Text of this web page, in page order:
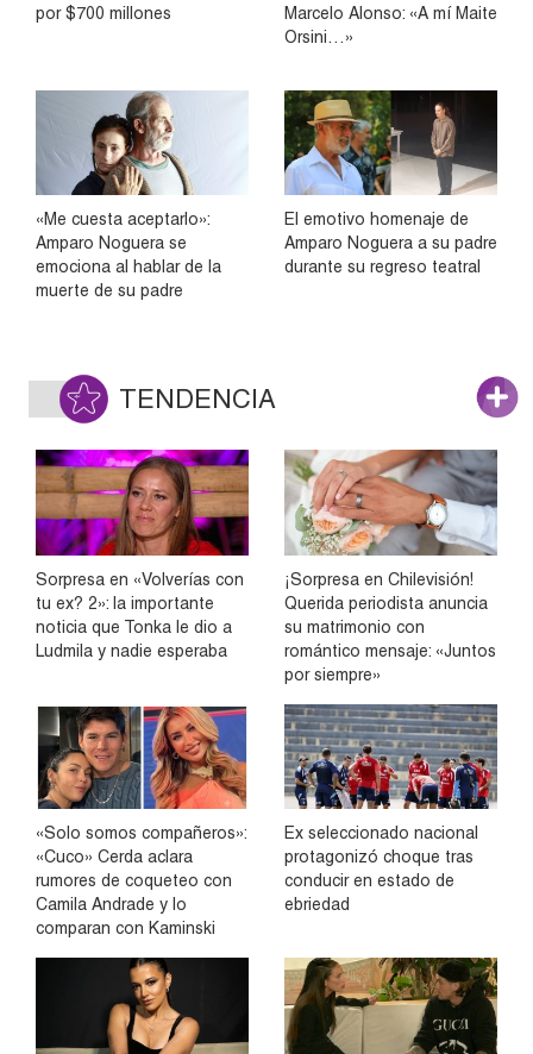
por $700 millones
Marcelo Alonso: «A mí Maite
Orsini…»
«Me cuesta aceptarlo»:
Amparo Noguera se
emociona al hablar de la
muerte de su padre
El emotivo homenaje de
Amparo Noguera a su padre
durante su regreso teatral
TENDENCIA
Sorpresa en «Volverías con
tu ex? 2»: la importante
noticia que Tonka le dio a
Ludmila y nadie esperaba
¡Sorpresa en Chilevisión!
Querida periodista anuncia
su matrimonio con
romántico mensaje: «Juntos
por siempre»
«Solo somos compañeros»:
«Cuco» Cerda aclara
rumores de coqueteo con
Camila Andrade y lo
comparan con Kaminski
Ex seleccionado nacional
protagonizó choque tras
conducir en estado de
ebriedad